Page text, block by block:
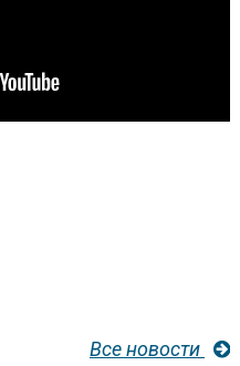
Все новости